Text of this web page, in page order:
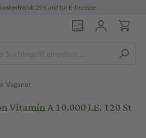
ab 29 € und für E-Rezepte
Veganer
Vitamin A 10.000 I.E. 120 St